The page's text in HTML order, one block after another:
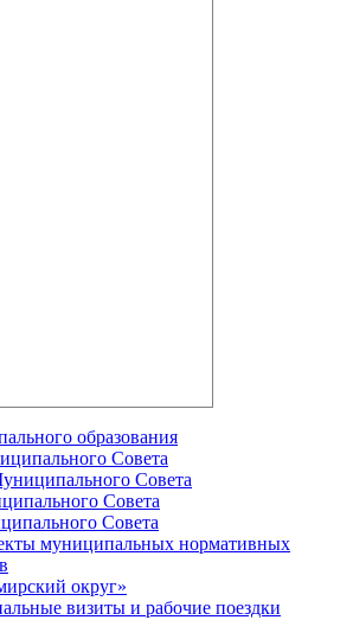
образования
Совета
Совета
Совета
Совета
муниципальных нормативных
округ»
визиты и рабочие поездки